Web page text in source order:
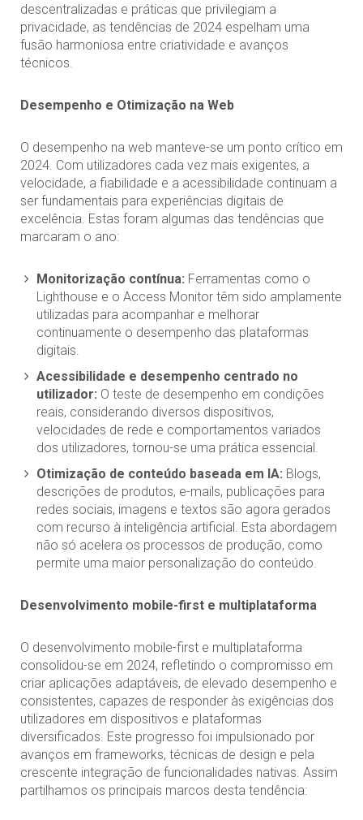
descentralizadas e práticas que privilegiam a
privacidade, as tendências de 2024 espelham uma
fusão harmoniosa entre criatividade e avanços
técnicos.
Desempenho e Otimização na Web
O desempenho na web manteve-se um ponto crítico em
2024. Com utilizadores cada vez mais exigentes, a
velocidade, a fiabilidade e a acessibilidade continuam a
ser fundamentais para experiências digitais de
excelência. Estas foram algumas das tendências que
marcaram o ano:
Monitorização contínua: Ferramentas como o
Lighthouse e o Access Monitor têm sido amplamente
utilizadas para acompanhar e melhorar
continuamente o desempenho das plataformas
digitais.
Acessibilidade e desempenho centrado no
utilizador: O teste de desempenho em condições
reais, considerando diversos dispositivos,
velocidades de rede e comportamentos variados
dos utilizadores, tornou-se uma prática essencial.
Otimização de conteúdo baseada em IA: Blogs,
descrições de produtos, e-mails, publicações para
redes sociais, imagens e textos são agora gerados
com recurso à inteligência artificial. Esta abordagem
não só acelera os processos de produção, como
permite uma maior personalização do conteúdo.
Desenvolvimento mobile-first e multiplataforma
O desenvolvimento mobile-first e multiplataforma
consolidou-se em 2024, refletindo o compromisso em
criar aplicações adaptáveis, de elevado desempenho e
consistentes, capazes de responder às exigências dos
utilizadores em dispositivos e plataformas
diversificados. Este progresso foi impulsionado por
avanços em frameworks, técnicas de design e pela
crescente integração de funcionalidades nativas. Assim
partilhamos os principais marcos desta tendência: